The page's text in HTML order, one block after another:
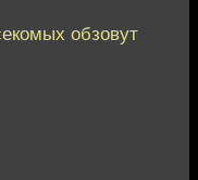
обзовут